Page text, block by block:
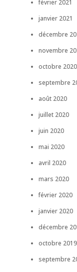
février 2021
janvier 2021
décembre
novembre
octobre 2020
septembre
août 2020
juillet 2020
juin 2020
mai 2020
avril 2020
mars 2020
février 2020
janvier 2020
décembre
octobre 2019
septembre